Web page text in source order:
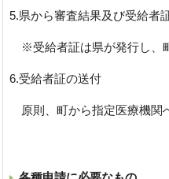
5.県から審査結果及び受給者
※受給者証は県が発行し、
6.受給者証の送付
原則、町から指定医療機関